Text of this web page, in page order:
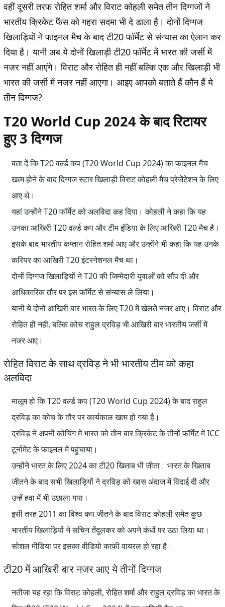
वहीं दूसरी तरफ रोहित शर्मा और विराट कोहली समेत तीन दिग्गजों ने
भारतीय क्रिकेट फैंस को गहरा सदमा भी दे डाला है। दोनों दिग्गज
खिलाड़ियों ने फाइनल मैच के बाद टी20 फॉर्मेट से संन्यास का ऐलान कर
दिया है। यानी अब ये दोनों खिलाड़ी टी20 फॉर्मेट में भारत की जर्सी में
नजर नहीं आएंगे। विराट और रोहित ही नहीं बल्कि एक और खिलाड़ी भी
भारत की जर्सी में नजर नहीं आएगा। आइए आपको बताते हैं कौन हैं ये
तीन दिग्गज?
T20 World Cup 2024 के बाद रिटायर
हुए 3 दिग्गज
बता दें कि T20 वर्ल्ड कप (T20 World Cup 2024) का फाइनल मैच
खत्म होने के बाद दिग्गज स्टार खिलाड़ी विराट कोहली मैच प्रेजेंटेशन के लिए
आए थे।
यहां उन्होंने T20 फॉर्मेट को अलविदा कह दिया। कोहली ने कहा कि यह
उनका आखिरी T20 वर्ल्ड कप और टीम इंडिया के लिए आखिरी T20 मैच है।
इसके बाद भारतीय कप्तान रोहित शर्मा आए और उन्होंने भी कहा कि यह उनके
करियर का आखिरी T20 इंटरनेशनल मैच था।
दोनों दिग्गज खिलाड़ियों ने T20 की जिम्मेदारी युवाओं को सौंप दी और
आधिकारिक तौर पर इस फॉर्मेट से संन्यास ले लिया।
यानी ये दोनों आखिरी बार भारत के लिए T20 में खेलते नजर आए। विराट और
रोहित ही नहीं, बल्कि कोच राहुल द्रविड़ भी आखिरी बार भारतीय जर्सी में
नजर आए।
रोहित विराट के साथ द्रविड़ ने भी भारतीय टीम को कहा
अलविदा
मालूम हो कि T20 वर्ल्ड कप (T20 World Cup 2024) के बाद राहुल
द्रविड़ का कोच के तौर पर कार्यकाल खत्म हो गया है।
द्रविड़ ने अपनी कोचिंग में भारत को तीन बार क्रिकेट के तीनों फॉर्मेट में ICC
टूर्नामेंट के फाइनल में पहुंचाया।
उन्होंने भारत के लिए 2024 का टी20 खिताब भी जीता। भारत के खिताब
जीतने के बाद सभी खिलाड़ियों ने द्रविड़ को खास अंदाज में विदाई दी और
उन्हें हवा में भी उछाला गया।
इसी तरह 2011 का विश्व कप जीतने के बाद विराट कोहली समेत कुछ
भारतीय खिलाड़ियों ने सचिन तेंदुलकर को अपने कंधों पर उठा लिया था।
सोशल मीडिया पर इसका वीडियो काफी वायरल हो रहा है।
टी20 में आखिरी बार नजर आए ये तीनों दिग्गज
नतीजा यह रहा कि विराट कोहली, रोहित शर्मा और राहुल द्रविड़ का भारत के